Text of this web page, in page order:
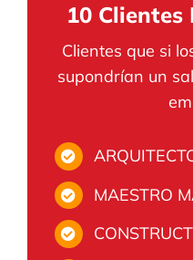
10 Clientes
Clientes que si
supondrían un
MAESTRO